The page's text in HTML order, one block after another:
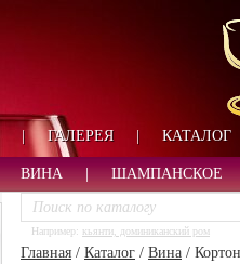
| ГАЛЕРЕЯ | КАТАЛОГ
ВИНА ШАМПАНСКОЕ
Например: кьянти, доминиканский ром
Главная / Каталог / Вина /